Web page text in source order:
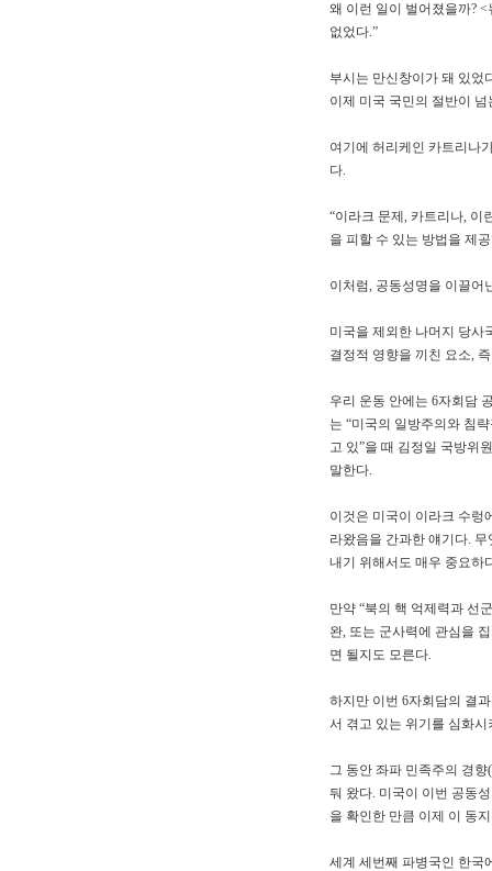
왜 이런 일이 벌어졌을까?
없었다.”
부시는 만신창이가 돼 있었
이제 미국 국민의 절반이
여기에 허리케인 카트리나
다.
“이라크 문제, 카트리나, 이
을 피할 수 있는 방법을 제
이처럼, 공동성명을 이끌어
미국을 제외한 나머지 당사
결정적 영향을 끼친 요소,
우리 운동 안에는 6자회담
는 “미국의 일방주의와 침
고 있”을 때 김정일 국방위
말한다.
이것은 미국이 이라크 수렁
라왔음을 간과한 얘기다.
내기 위해서도 매우 중요하
만약 “북의 핵 억제력과 선
완, 또는 군사력에 관심을
면 될지도 모른다.
하지만 이번 6자회담의 결
서 겪고 있는 위기를 심화
그 동안 좌파 민족주의 경
둬 왔다. 미국이 이번 공동
을 확인한 만큼 이제 이 동
세계 세번째 파병국인 한국